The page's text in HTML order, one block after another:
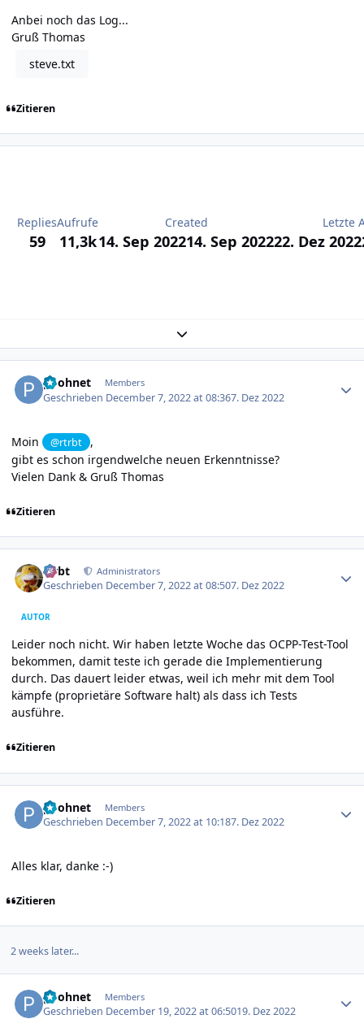
Anbei noch das Log...
Gruß Thomas
steve.txt
Zitieren
Replies
59
Aufrufe
11,3k
Created
14. Sep 202214. Sep 2022
Letzte
22. Dez 2022
Expand topic overview
poohnet Members
Geschrieben December 7, 2022 at 08:367. Dez 2022
Moin @rtrbt
,
gibt es schon irgendwelche neuen Erkenntnisse?
Vielen Dank & Gruß Thomas
Zitieren
rtrbt Administrators
Geschrieben December 7, 2022 at 08:507. Dez 2022
AUTOR
Leider noch nicht. Wir haben letzte Woche das OCPP-Test-Tool
bekommen, damit teste ich gerade die Implementierung
durch. Das dauert leider etwas, weil ich mehr mit dem Tool
kämpfe (proprietäre Software halt) als dass ich Tests
ausführe.
Zitieren
poohnet Members
Geschrieben December 7, 2022 at 10:187. Dez 2022
Alles klar, danke :-)
Zitieren
2 weeks later...
poohnet Members
Geschrieben December 19, 2022 at 06:5019. Dez 2022